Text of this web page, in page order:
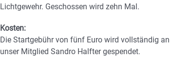
Lichtgewehr. Geschossen wird zehn Mal.
Kosten:
Die Startgebühr von fünf Euro wird vollständig an
unser Mitglied Sandro Halfter gespendet.